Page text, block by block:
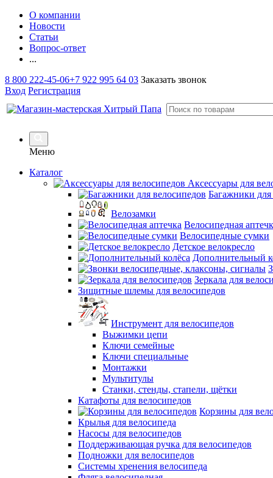
О компании
Новости
Статьи
Вопрос-ответ
...
8 800 222-45-06+7 922 995 64 03 Заказать звонок
Вход Регистрация
Меню
Каталог
Аксессуары для
Багажники для
Велозамки
Велосипедная
Велосипедные сумки
Детское велокресло
Дополнительный
Зеркала для
Зищитные шлемы для велосипедов
Инструмент для велосипедов
Выжимки цепи
Ключи семейные
Ключи специальные
Монтажки
Мультитулы
Станки, стенды, стапели, щётки
Катафоты для велосипедов
Корзины для
Крылья для велосипеда
Насосы для велосипедов
Поддерживающая ручка для велосипедов
Подножки для велосипедов
Системы хренения велосипеда